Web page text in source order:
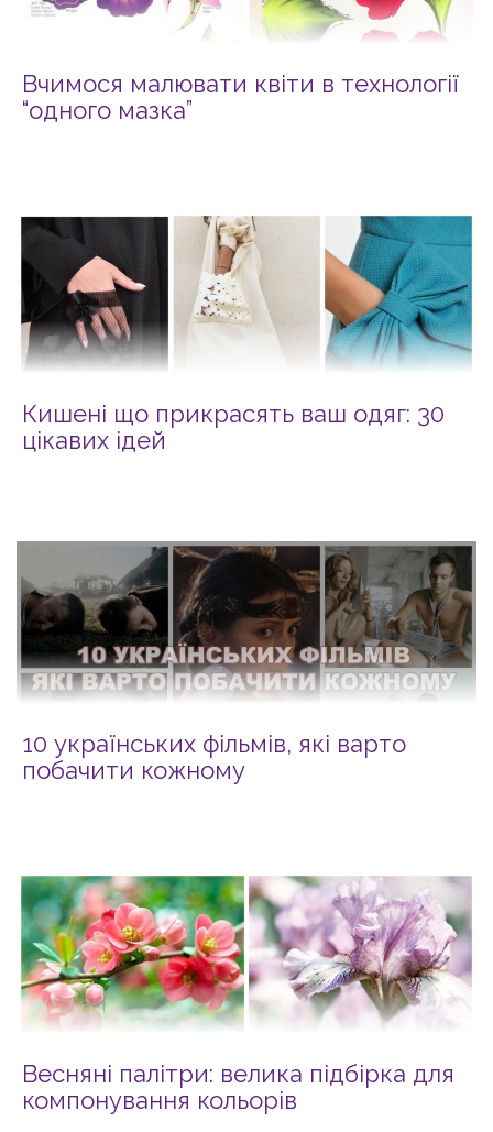
Вчимося малювати квіти в технології
“одного мазка”
Кишені що прикрасять ваш одяг: 30
цікавих ідей
10 українських фільмів, які варто
побачити кожному
Весняні палітри: велика підбірка для
компонування кольорів